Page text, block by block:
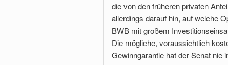
die von den früheren privaten
allerdings darauf hin, auf welche
BWB mit großem
Die mögliche, voraussichtlich
Gewinn­garantie hat der Senat nie